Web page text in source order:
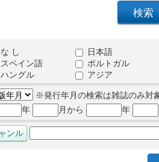
な し
日本語
スペイン語
ポルトガル
ハングル
アジア
※発行年月の検索は雑誌のみ対
年
月から 年